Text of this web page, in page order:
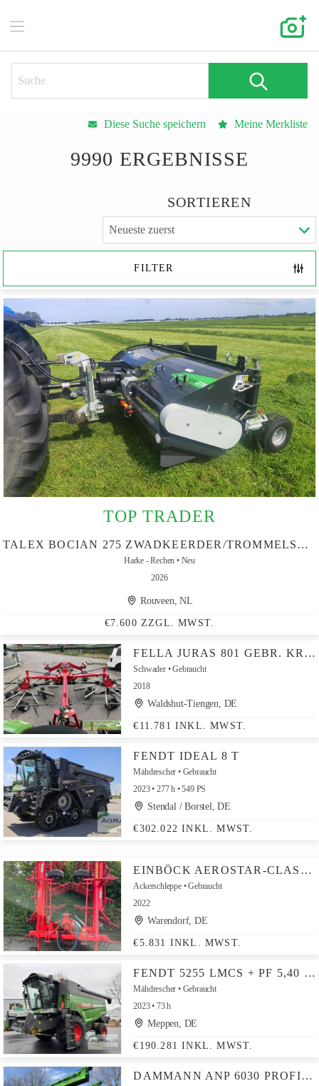
Diese Suche speichern Meine Merkliste
9990 ERGEBNISSE
SORTIEREN
FILTER
TOP TRADER
TALEX BOCIAN 275 ZWADKEERDER/TROMMELSCHUDDER
Harke - Rechen
Neu
2026
Rouveen, NL
€7.600 ZZGL. MWST.
FELLA JURAS 801 GEBR. KREISELS
Schwader
Gebraucht
2018
Waldshut-Tiengen, DE
€11.781 INKL. MWST.
FENDT IDEAL 8 T
Mähdrescher
Gebraucht
2023
277 h 549 PS
Stendal / Borstel, DE
€302.022 INKL. MWST.
EINBÖCK AEROSTAR-CLASSIC 1200
Ackerschleppe
Gebraucht
2022
Warendorf, DE
€5.831 INKL. MWST.
FENDT 5255 LMCS + PF 5,40 M + TW
Mähdrescher
Gebraucht
2023
73 h
Meppen, DE
€190.281 INKL. MWST.
DAMMANN ANP 6030 PROFI-CLASS